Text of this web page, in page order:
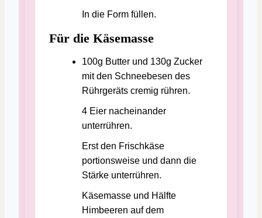
In die Form füllen.
Für die Käsemasse
100g Butter und 130g Zucker
mit den Schneebesen des
Rührgeräts cremig rühren.
4 Eier nacheinander
unterrühren.
Erst den Frischkäse
portionsweise und dann die
Stärke unterrühren.
Käsemasse und Hälfte
Himbeeren auf dem